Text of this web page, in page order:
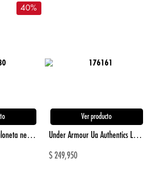
40%
UA Drive Short Pantaloneta negro de hombre para golf
Ver producto
Under Armour Ua Authentics Legging Licras Largas Negro De Mujer Para Entrenamiento
$ 249,950